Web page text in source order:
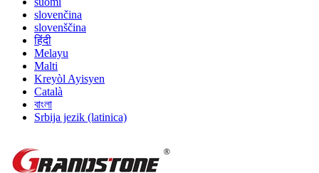
slovenčina
slovenščina
हिंदी
Melayu
Malti
Kreyòl Ayisyen
Català
বাংলা
Srbija jezik (latinica)